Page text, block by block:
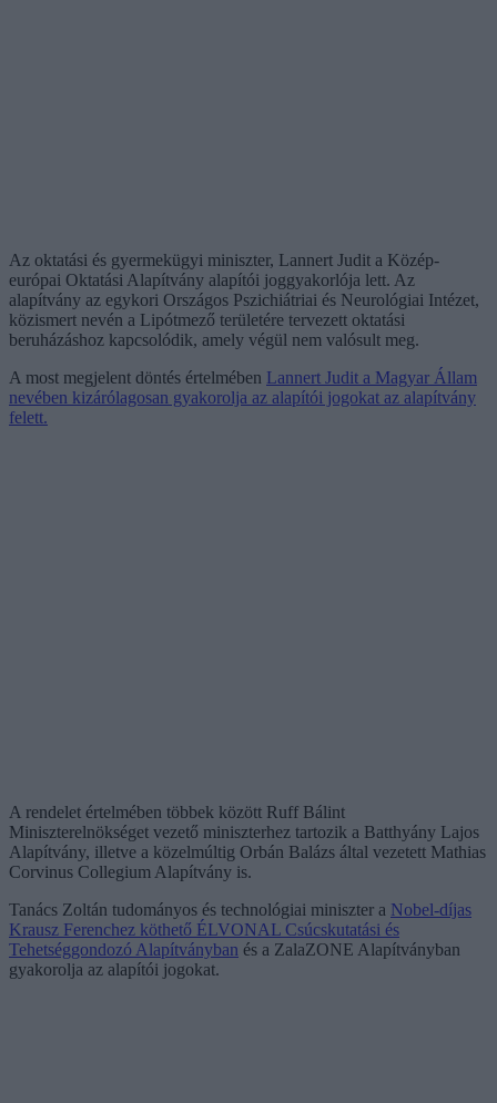
Az oktatási és gyermekügyi miniszter, Lannert Judit a Közép-
európai Oktatási Alapítvány alapítói joggyakorlója lett. Az
alapítvány az egykori Országos Pszichiátriai és Neurológiai Intézet,
közismert nevén a Lipótmező területére tervezett oktatási
beruházáshoz kapcsolódik, amely végül nem valósult meg.
A most megjelent döntés értelmében Lannert Judit a Magyar Állam
nevében kizárólagosan gyakorolja az alapítói jogokat az alapítvány
felett.
A rendelet értelmében többek között Ruff Bálint
Miniszterelnökséget vezető miniszterhez tartozik a Batthyány Lajos
Alapítvány, illetve a közelmúltig Orbán Balázs által vezetett Mathias
Corvinus Collegium Alapítvány is.
Tanács Zoltán tudományos és technológiai miniszter a Nobel-díjas
Krausz Ferenchez köthető ÉLVONAL Csúcskutatási és
Tehetséggondozó Alapítványban és a ZalaZONE Alapítványban
gyakorolja az alapítói jogokat.